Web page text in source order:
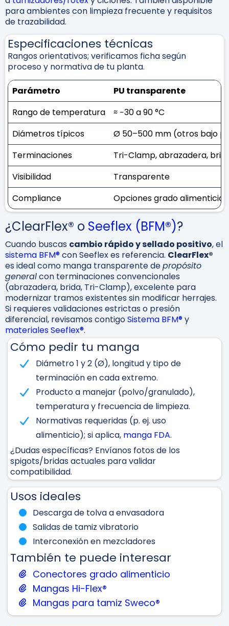
para ambientes con limpieza frecuente y requisitos
de trazabilidad.
Especificaciones técnicas
Rangos orientativos; verificamos ficha según
proceso y normativa de tu planta.
Parámetro
PU transparente
Rango de temperatura
≈ −30 a 90 °C
Diámetros típicos
Ø 50–500 mm (otros bajo
Terminaciones
Tri-Clamp, abrazadera,
Visibilidad
Transparente
Compliance
Opciones grado alimenticio
¿ClearFlex® o Seeflex (BFM®)?
Cuando buscas cambio rápido y sellado positivo, el
sistema BFM®con Seeflex es referencia. ClearFlex®
es ideal como manga transparente depropósito
generalcon terminaciones convencionales
(abrazadera, brida, Tri-Clamp), excelente para
modernizar tramos existentes sin modificar herrajes.
Si requieres validaciones estrictas o presión
diferencial, revisamos contigoSistema BFM®y
materiales Seeflex®.
Cómo pedir tu manga
Diámetro 1 y 2 (Ø), longitud y tipo de
terminación en cada extremo.
Producto a manejar (polvo/granulado),
temperatura y frecuencia de limpieza.
Normativas requeridas (p. ej. uso
alimenticio); si aplica, manga FDA.
¿Dudas específicas? Envíanos fotos de los
spigots/bridas actuales para validar
compatibilidad.
Usos ideales
Descarga de tolva a envasadora
Salidas de tamiz vibratorio
Interconexión en mezcladores
También te puede interesar
Conectores grado alimenticio
Mangas Hi-Flex®
Mangas para tamiz Sweco®